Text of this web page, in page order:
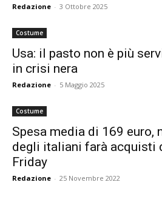
Redazione - 3 Ottobre 2025
Costume
Usa: il pasto non è più
in crisi nera
Redazione - 5 Maggio 2025
Costume
Spesa media di 169 euro,
degli italiani farà acquisti
Friday
Redazione - 25 Novembre 2022